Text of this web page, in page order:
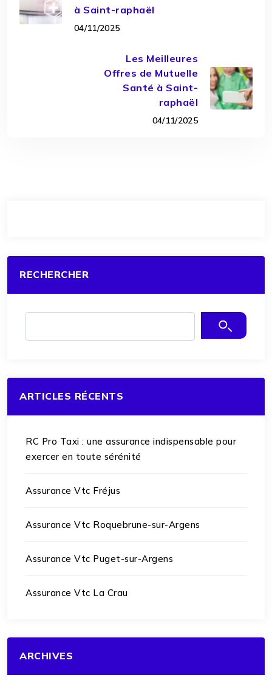
à Saint-raphaël
04/11/2025
Les Meilleures
Offres de Mutuelle
Santé à Saint-
raphaël
04/11/2025
RECHERCHER
ARTICLES RÉCENTS
RC Pro Taxi : une assurance indispensable pour
exercer en toute sérénité
Assurance Vtc Fréjus
Assurance Vtc Roquebrune-sur-Argens
Assurance Vtc Puget-sur-Argens
Assurance Vtc La Crau
ARCHIVES